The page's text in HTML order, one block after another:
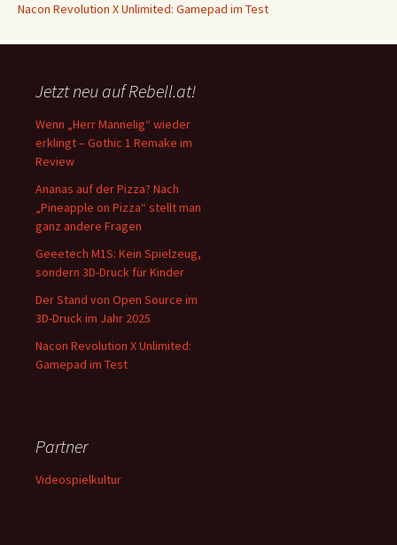
Nacon Revolution X Unlimited: Gamepad im Test
Jetzt neu auf Rebell.at!
Wenn „Herr Mannelig“ wieder
erklingt – Gothic 1 Remake im
Review
Ananas auf der Pizza? Nach
„Pineapple on Pizza“ stellt man
ganz andere Fragen
Geeetech M1S: Kein Spielzeug,
sondern 3D-Druck für Kinder
Der Stand von Open Source im
3D-Druck im Jahr 2025
Nacon Revolution X Unlimited:
Gamepad im Test
Partner
Videospielkultur